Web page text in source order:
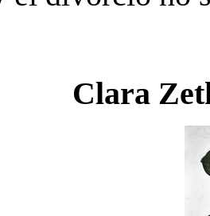
Clara